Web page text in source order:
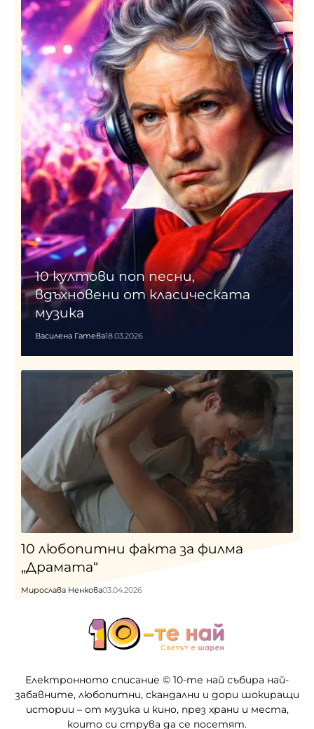
10 култови поп песни,
вдъхновени от класическата
музика
Василена Гатева18.03.2026
10 любопитни факта за филма
„Драмата“
Мирослава Ненкова03.04.2026
Електронното списание © 10-те най събира най-
забавните, любопитни, скандални и дори шокиращи
истории – от музика и кино, през храни и места,
които си струва да се посетят.